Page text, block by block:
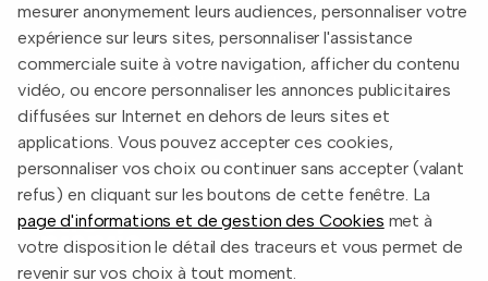
Informations légales
Conditions d'utilisation
Politique de confidentialité
2026 EtreProprio.com
mesurer anonymement leurs audiences, personnaliser votre
expérience sur leurs sites, personnaliser l'assistance
commerciale suite à votre navigation, afficher du contenu
vidéo, ou encore personnaliser les annonces publicitaires
diffusées sur Internet en dehors de leurs sites et
applications. Vous pouvez accepter ces cookies,
personnaliser vos choix ou continuer sans accepter (valant
refus) en cliquant sur les boutons de cette fenêtre. La
page d'informations et de gestion des Cookies met à
votre disposition le détail des traceurs et vous permet de
revenir sur vos choix à tout moment.